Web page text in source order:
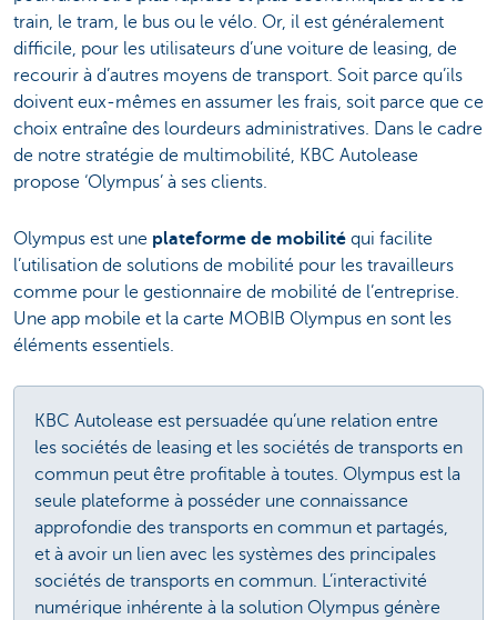
train, le tram, le bus ou le vélo. Or, il est généralement
difficile, pour les utilisateurs d’une voiture de leasing, de
recourir à d’autres moyens de transport. Soit parce qu’ils
doivent eux-mêmes en assumer les frais, soit parce que ce
choix entraîne des lourdeurs administratives. Dans le cadre
de notre stratégie de multimobilité, KBC Autolease
propose ‘Olympus’ à ses clients.
Olympus est une plateforme de mobilité qui facilite
l’utilisation de solutions de mobilité pour les travailleurs
comme pour le gestionnaire de mobilité de l’entreprise.
Une app mobile et la carte MOBIB Olympus en sont les
éléments essentiels.
KBC Autolease est persuadée qu’une relation entre
les sociétés de leasing et les sociétés de transports en
commun peut être profitable à toutes. Olympus est la
seule plateforme à posséder une connaissance
approfondie des transports en commun et partagés,
et à avoir un lien avec les systèmes des principales
sociétés de transports en commun. L’interactivité
numérique inhérente à la solution Olympus génère